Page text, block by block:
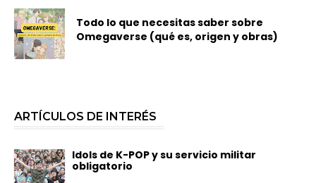
Todo lo que necesitas saber sobre
Omegaverse (qué es, origen y obras)
ARTÍCULOS DE INTERÉS
Idols de K-POP y su servicio militar
obligatorio